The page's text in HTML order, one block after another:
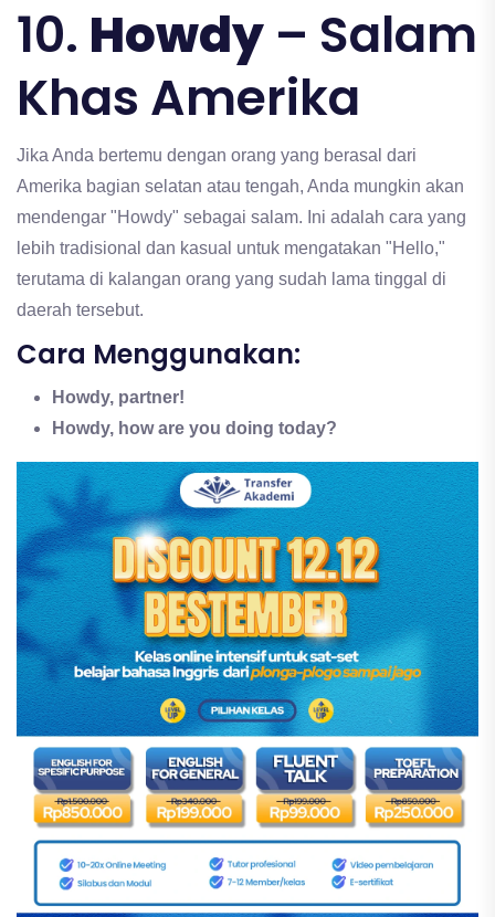
10. Howdy – Salam
Khas Amerika
Jika Anda bertemu dengan orang yang berasal dari
Amerika bagian selatan atau tengah, Anda mungkin akan
mendengar "Howdy" sebagai salam. Ini adalah cara yang
lebih tradisional dan kasual untuk mengatakan "Hello,"
terutama di kalangan orang yang sudah lama tinggal di
daerah tersebut.
Cara Menggunakan:
Howdy, partner!
Howdy, how are you doing today?